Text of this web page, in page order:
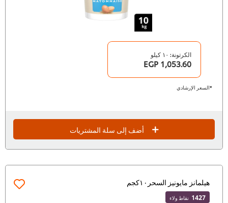
الكرتونة: ١٠ كيلو
1,053.60 EGP
*السعر الإرشادي
أضف إلى سلة المشتريات
هيلمانز مايونيز السحر١٠كجم
1427 نقاط ولاء